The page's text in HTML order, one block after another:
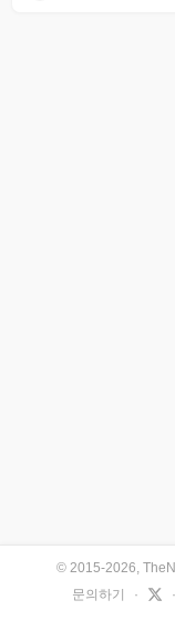
© 2015-2026,
문의하기
· ·